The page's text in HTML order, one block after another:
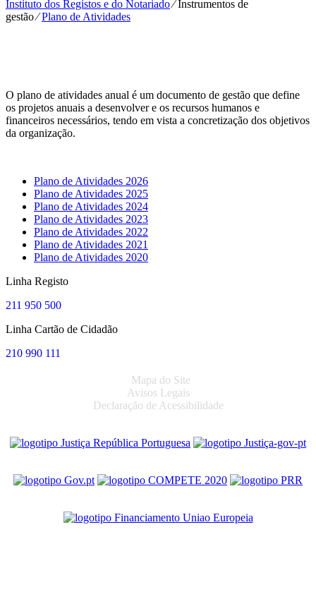
Instituto dos Registos e do Notariado⁄Instrumentos de
gestão⁄Plano de Atividades
O plano de atividades anual é um documento de gestão que define
os projetos anuais a desenvolver e os recursos humanos e
financeiros necessários, tendo em vista a concretização dos objetivos
da organização.
Plano de Atividades 2026
Plano de Atividades 2025
Plano de Atividades 2024
Plano de Atividades 2023
Plano de Atividades 2022
Plano de Atividades 2021
Plano de Atividades 2020
Linha Registo
211 950 500
Linha Cartão de Cidadão
210 990 111
Mapa do Site
Avisos Legais
Declaração de Acessibilidade